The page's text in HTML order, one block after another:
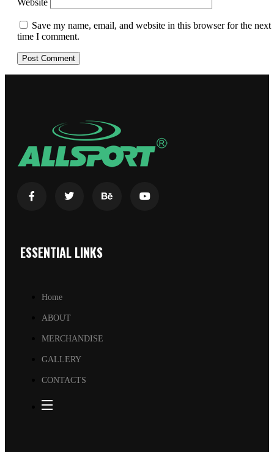
Save my name, email, and website in this browser for the next
time I comment.
ESSENTIAL LINKS
Home
ABOUT
MERCHANDISE
GALLERY
CONTACTS